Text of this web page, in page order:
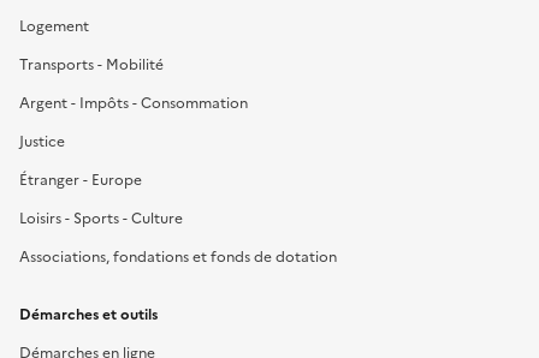
Logement
Transports - Mobilité
Argent - Impôts - Consommation
Justice
Étranger - Europe
Loisirs - Sports - Culture
Associations, fondations et fonds de dotation
Démarches et outils
Démarches en ligne